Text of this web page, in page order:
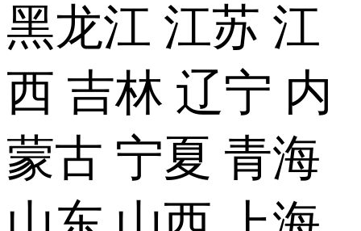
黑龙江 江苏 江
西 吉林 辽宁 内
蒙古 宁夏 青海